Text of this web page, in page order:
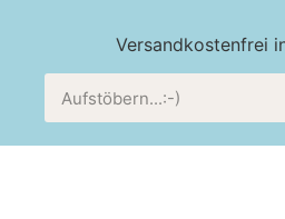
Versandkostenfrei